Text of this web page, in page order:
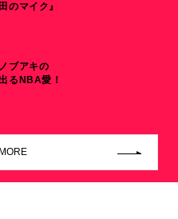
のマイク』
ブアキの
るNBA愛！